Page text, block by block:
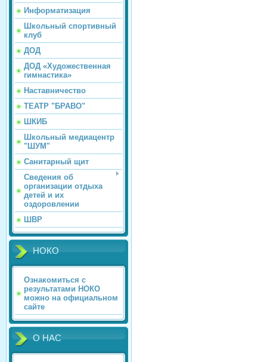
Информатизация
Школьный спортивный
клуб
ДОД
ДОД «Художественная
гимнастика»
Наставничество
ТЕАТР "БРАВО"
ШКИБ
Школьный медиацентр
"ШУМ"
Санитарный щит
Сведения об
организации отдыха
детей и их
оздоровлении
ШВР
НОКО
Ознакомиться с
результатами НОКО
можно на официальном
сайте
О НАС